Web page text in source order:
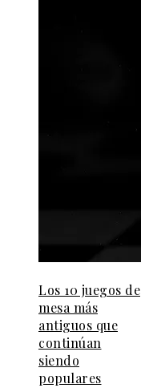
Los 10 juegos de
mesa más
antiguos que
continúan
siendo
populares